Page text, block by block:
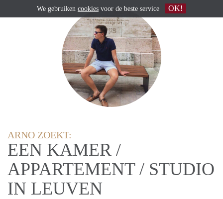
ARNO ZOEKT:
EEN KAMER /
APPARTEMENT / STUDIO
IN LEUVEN
We gebruiken cookies voor de beste service OK!